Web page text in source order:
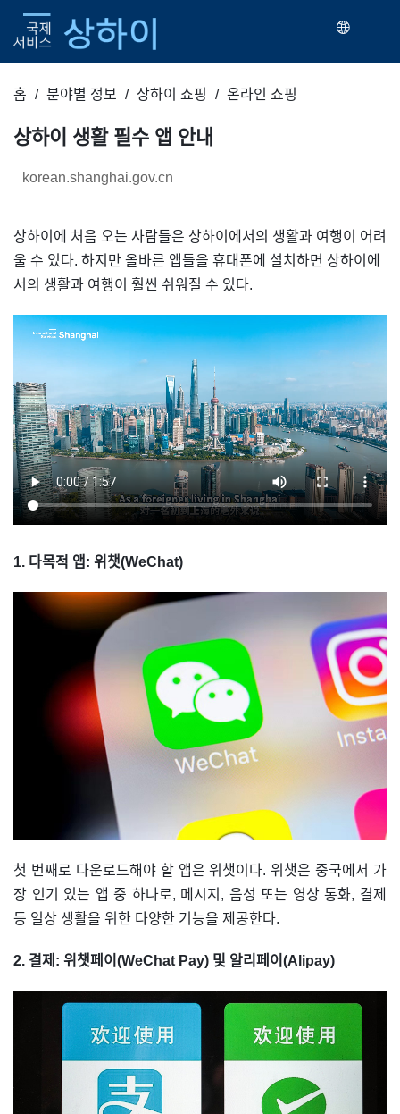
홈 분야별 정보 상하이 쇼핑 온라인 쇼핑
상하이 생활 필수 앱 안내
korean.shanghai.gov.cn
상하이에 처음 오는 사람들은 상하이에서의 생활과 여행이 어려
울 수 있다. 하지만 올바른 앱들을 휴대폰에 설치하면 상하이에
서의 생활과 여행이 훨씬 쉬워질 수 있다.
1. 다목적 앱: 위챗(WeChat)
첫 번째로 다운로드해야 할 앱은 위챗이다. 위챗은 중국에서 가
장 인기 있는 앱 중 하나로, 메시지, 음성 또는 영상 통화, 결제
등 일상 생활을 위한 다양한 기능을 제공한다.
2. 결제: 위챗페이(WeChat Pay) 및 알리페이(Alipay)